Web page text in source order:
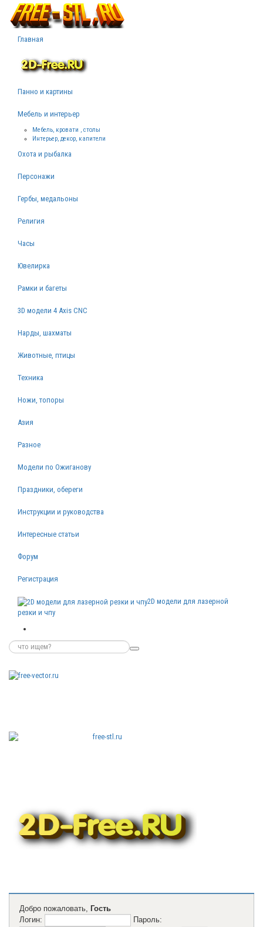
Главная
Панно и картины
Мебель и интерьер
Мебель, кровати , столы
Интерьер, декор, капители
Охота и рыбалка
Персонажи
Гербы, медальоны
Религия
Часы
Ювелирка
Рамки и багеты
3D модели 4 Axis CNC
Нарды, шахматы
Животные, птицы
Техника
Ножи, топоры
Азия
Разное
Модели по Ожиганову
Праздники, обереги
Инструкции и руководства
Интересные статьи
Форум
Регистрация
2D модели для лазерной
резки и чпу
Добро пожаловать, Гость
Логин:
Пароль: